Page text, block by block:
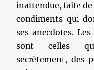
inattendue, faite
condiments qui
ses anecdotes.
sont celles
secrètement, des